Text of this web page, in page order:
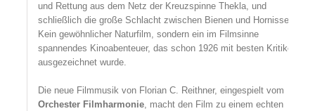
und Rettung aus dem Netz der Kreuzspinne Thekla, und
schließlich die große Schlacht zwischen Bienen und Hornissen.
Kein gewöhnlicher Naturfilm, sondern ein im Filmsinne
spannendes Kinoabenteuer, das schon 1926 mit besten Kritiken
ausgezeichnet wurde.
Die neue Filmmusik von Florian C. Reithner, eingespielt vom
Orchester Filmharmonie, macht den Film zu einem echten